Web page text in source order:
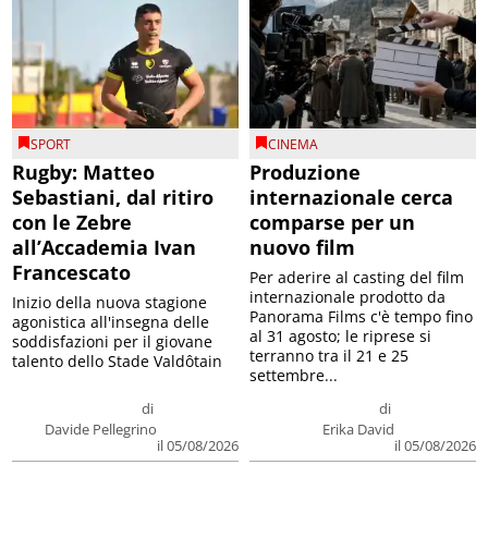
SPORT
Rugby: Matteo
Sebastiani, dal ritiro
con le Zebre
all’Accademia Ivan
Francescato
di
Davide Pellegrino
il 05/08/2026
Inizio della nuova stagione
agonistica all'insegna delle
soddisfazioni per il giovane
talento dello Stade Valdôtain
CINEMA
Produzione
internazionale cerca
comparse per un
nuovo film
di
Erika David
il 05/08/2026
Per aderire al casting del film
internazionale prodotto da
Panorama Films c'è tempo fino
al 31 agosto; le riprese si
terranno tra il 21 e 25
settembre...